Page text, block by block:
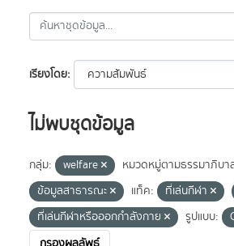
เรียงโดย
ไม่พบชุดข้อมูล
กลุ่ม: welfare
หมวดหมู่ตามธรรมาภิบา
ข้อมูลสาธารณะ
แท็ค: ที่เล่นกีฬา
ที่เล่นกีฬาหรือออกกำลังกาย
รูปแบบ: